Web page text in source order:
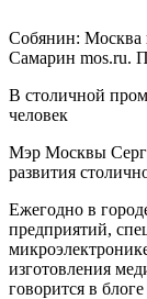
Собянин:
Самарин mos.ru.
В столичной
человек
Мэр Москвы
развития
Ежегодно в
предприятий,
изготовления
говорится в